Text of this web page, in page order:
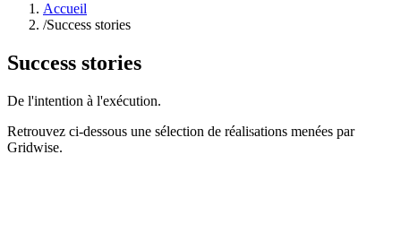
Accueil
/Success stories
Success stories
De l'intention à l'exécution.
Retrouvez ci-dessous une sélection de réalisations menées par
Gridwise.